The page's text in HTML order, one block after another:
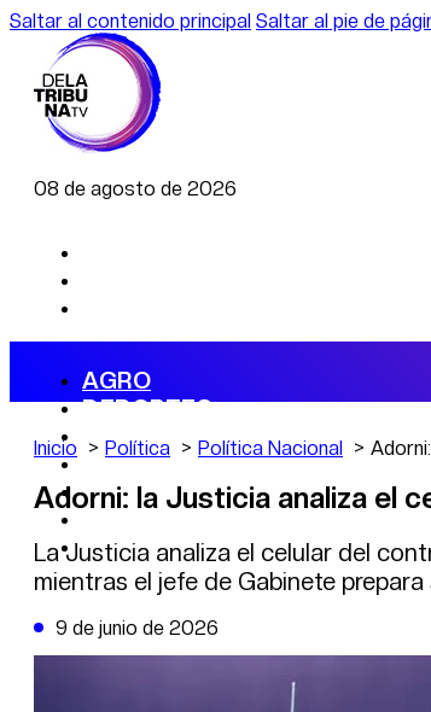
Saltar al contenido principal Saltar al pie de
08 de agosto de 2026
AGRO
DEPORTES
ECONOMÍA
POLÍTICA
CAMBIO CLIMÁTICO
DE LA TRIBUNA TV
Inicio Política Política Nacional
Adorni: la Justicia analiza el
La Justicia analiza el celular del
mientras el jefe de Gabinete
9 de junio de 2026